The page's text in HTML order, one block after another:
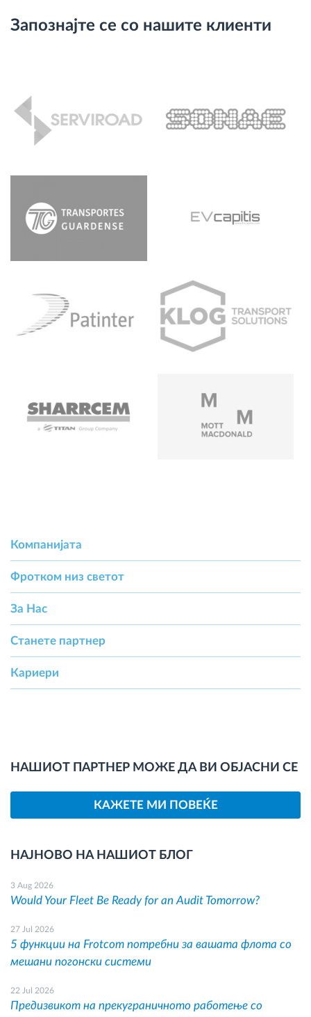
Запознајте се со нашите клиенти
Компанијата
Фротком низ светот
За Hас
Станете партнер
Кариери
НАШИОТ ПАРТНЕР МОЖЕ ДА ВИ ОБЈАСНИ СЕ
КАЖЕТЕ МИ ПОВЕЌЕ
НАЈНОВО НА НАШИОТ БЛОГ
3 Aug 2026
Would Your Fleet Be Ready for an Audit Tomorrow?
27 Jul 2026
5 функции на Frotcom потребни за вашата флота со
мешани погонски системи
22 Jul 2026
Предизвикот на прекуграничното работење со